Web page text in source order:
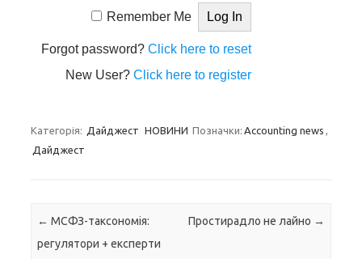
Remember Me
Forgot password?Click here to reset
New User?Click here to register
Категорія: Дайджест НОВИНИ Позначки: Accounting news ,
Дайджест
Навігація по запису
← МСФЗ-таксономія:
регулятори + експерти
Простирадло не лайно →